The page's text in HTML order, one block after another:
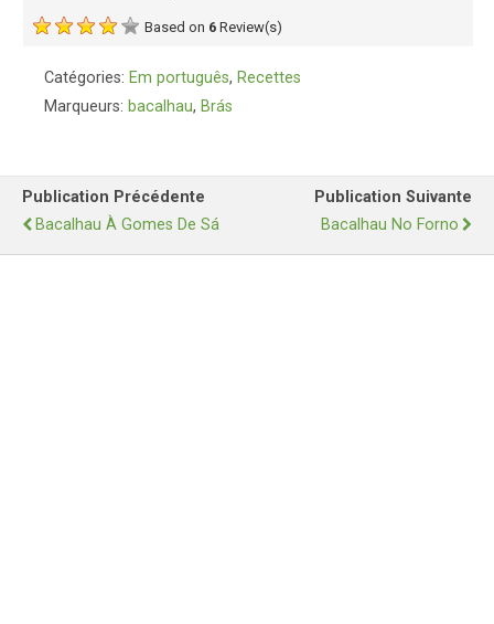
Based on 6 Review(s)
Catégories: Em português, Recettes
Marqueurs: bacalhau, Brás
Publication Précédente
Bacalhau À Gomes De Sá
Publication Suivante
Bacalhau No Forno